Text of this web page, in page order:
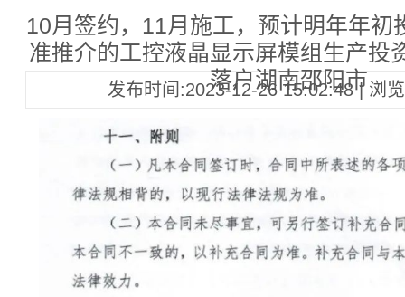
10月签约，11月施工，预计明年年初
准推介的工控液晶显示屏模组生产投
落户湖南邵阳市
发布时间:2023-12-26 15:02:48 | 浏